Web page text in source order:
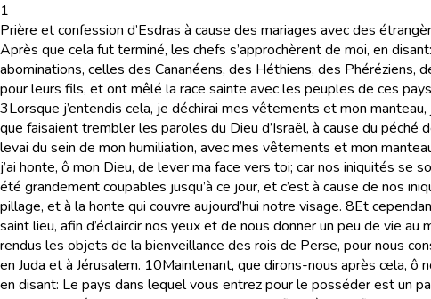
1
Prière et confession d’Esdras à cause des mariages avec des
Après que cela fut terminé, les chefs s’approchèrent de moi, en
abominations, celles des Cananéens, des Héthiens, des
pour leurs fils, et ont mêlé la race sainte avec les peuples de ces
3Lorsque j’entendis cela, je déchirai mes vêtements et mon
que faisaient trembler les paroles du Dieu d’Israël, à cause du
levai du sein de mon humiliation, avec mes vêtements et mon
j’ai honte, ô mon Dieu, de lever ma face vers toi; car nos iniquités
été grandement coupables jusqu’à ce jour, et c’est à cause de nos
pillage, et à la honte qui couvre aujourd’hui notre visage. 8Et
saint lieu, afin d’éclaircir nos yeux et de nous donner un peu de vie au
rendus les objets de la bienveillance des rois de Perse, pour nous
en Juda et à Jérusalem. 10Maintenant, que dirons-nous après cela, ô
en disant: Le pays dans lequel vous entrez pour le posséder est un